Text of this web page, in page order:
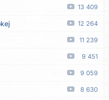
05.08
lista od kadulje) 05.08
05.08
05.08
05.08
05.08
13 409
12 264
11 239
9 451
9 059
8 630